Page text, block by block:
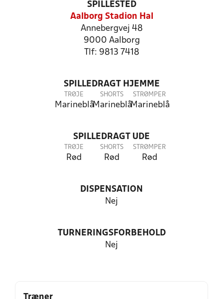
SPILLESTED
Aalborg Stadion Hal
Annebergvej 48
9000 Aalborg
Tlf: 9813 7418
SPILLEDRAGT HJEMME
TRØJE
Marineblå
SHORTS
Marineblå
STRØMPER
Marineblå
SPILLEDRAGT UDE
TRØJE
Rød
SHORTS
Rød
STRØMPER
Rød
DISPENSATION
Nej
TURNERINGSFORBEHOLD
Nej
Træner